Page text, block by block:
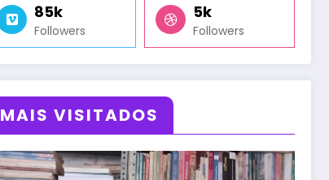
85k
Followers
5k
Followers
MAIS VISITADOS